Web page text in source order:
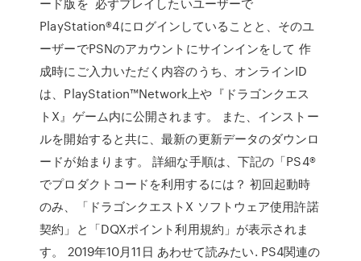
PlayStation®4にログインしていることと、そのユ
ーザーでPSNのアカウントにサインインをして 作
成時にご入力いただく内容のうち、オンラインID
は、PlayStation™Network上や『ドラゴンクエス
トX』ゲーム内に公開されます。 また、インストー
ルを開始すると共に、最新の更新データのダウンロ
ードが始まります。 詳細な手順は、下記の「PS4®
でプロダクトコードを利用するには？ 初回起動時
のみ、「ドラゴンクエストX ソフトウェア使用許諾
契約」と「DQXポイント利用規約」が表示されま
す。 2019年10月11日 あわせて読みたい. PS4関連の